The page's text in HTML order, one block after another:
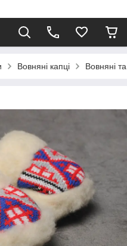
Вовняні капці Вовняні